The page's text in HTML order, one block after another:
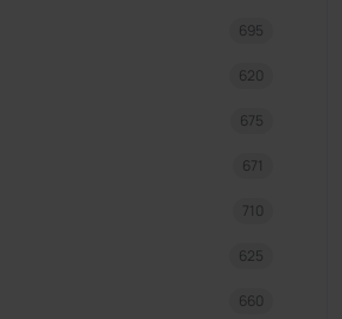
695
620
675
671
710
625
660